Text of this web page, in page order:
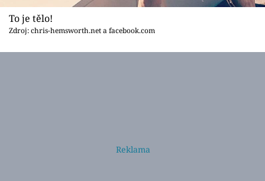
To je tělo!
Zdroj: chris-hemsworth.net a facebook.com